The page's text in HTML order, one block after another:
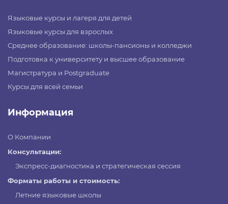
Языковые курсы и лагеря для детей
Языковые курсы для взрослых
Среднее образование: школы-пансионы и колледжи
Подготовка к университету и высшее образование
Магистратура и Postgraduate
Курсы для всей семьи
Информация
О Компании
Консультации:
Экспресс-диагностика и стратегическая сессия
Форматы работы и стоимость:
Летние языковые школы